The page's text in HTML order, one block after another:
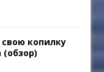
копилку